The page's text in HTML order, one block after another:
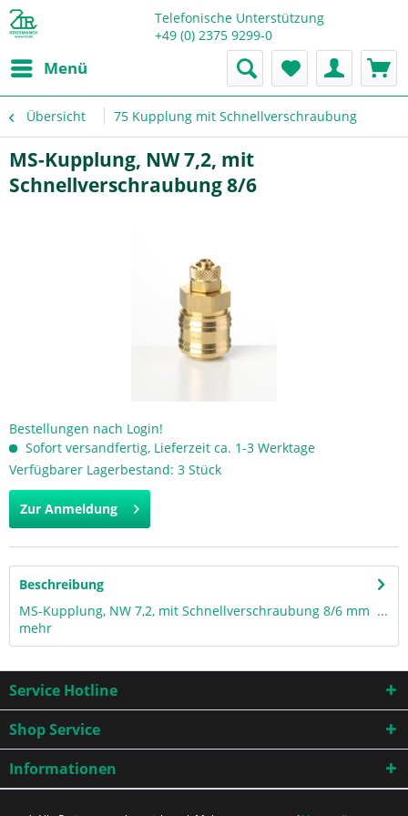
Telefonische Unterstützung
+49 (0) 2375 9299-0
Menü
Übersicht 75 Kupplung mit Schnellverschraubung
MS-Kupplung, NW 7,2, mit
Schnellverschraubung 8/6
Bestellungen nach Login!
Sofort versandfertig, Lieferzeit ca. 1-3 Werktage
Verfügbarer Lagerbestand: 3 Stück
Zur Anmeldung
Beschreibung
MS-Kupplung, NW 7,2, mit Schnellverschraubung 8/6 mm ...
mehr
Service Hotline
Shop Service
Informationen